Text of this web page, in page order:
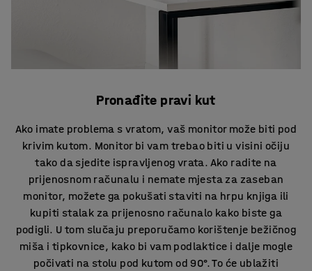
Pronađite pravi kut
Ako imate problema s vratom, vaš monitor može biti pod
krivim kutom. Monitor bi vam trebao biti u visini očiju
tako da sjedite ispravljenog vrata. Ako radite na
prijenosnom računalu i nemate mjesta za zaseban
monitor, možete ga pokušati staviti na hrpu knjiga ili
kupiti stalak za prijenosno računalo kako biste ga
podigli. U tom slučaju preporučamo korištenje bežičnog
miša i tipkovnice, kako bi vam podlaktice i dalje mogle
počivati na stolu pod kutom od 90°. To će ublažiti